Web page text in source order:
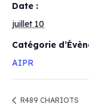
Date :
juillet 10
Catégorie
AIPR
R489 CHARIOTS